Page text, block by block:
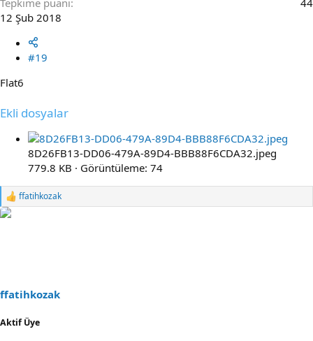
12 Şub 2018
#19
Flat6
Ekli dosyalar
8D26FB13-DD06-479A-89D4-BBB88F6CDA32.jpeg
779.8 KB · Görüntüleme: 74
R
e
s
:
ffatihkozak
ffatihkozak
Aktif Üye